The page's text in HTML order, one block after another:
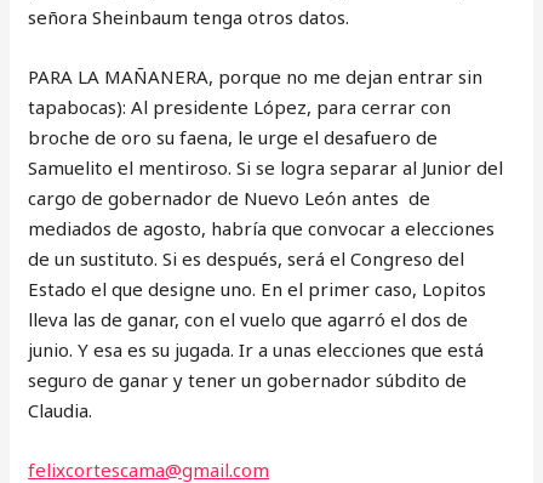
señora Sheinbaum tenga otros datos.
PARA LA MAÑANERA, porque no me dejan entrar sin
tapabocas): Al presidente López, para cerrar con
broche de oro su faena, le urge el desafuero de
Samuelito el mentiroso. Si se logra separar al Junior del
cargo de gobernador de Nuevo León antes de
mediados de agosto, habría que convocar a elecciones
de un sustituto. Si es después, será el Congreso del
Estado el que designe uno. En el primer caso, Lopitos
lleva las de ganar, con el vuelo que agarró el dos de
junio. Y esa es su jugada. Ir a unas elecciones que está
seguro de ganar y tener un gobernador súbdito de
Claudia.
felixcortescama@gmail.com